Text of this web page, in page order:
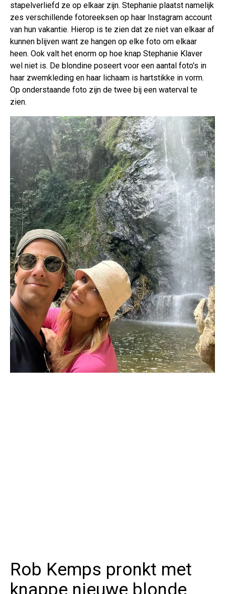
stapelverliefd ze op elkaar zijn. Stephanie plaatst namelijk
zes verschillende fotoreeksen op haar Instagram account
van hun vakantie. Hierop is te zien dat ze niet van elkaar af
kunnen blijven want ze hangen op elke foto om elkaar
heen. Ook valt het enorm op hoe knap Stephanie Klaver
wel niet is. De blondine poseert voor een aantal foto's in
haar zwemkleding en haar lichaam is hartstikke in vorm.
Op onderstaande foto zijn de twee bij een waterval te
zien.
Rob Kemps pronkt met